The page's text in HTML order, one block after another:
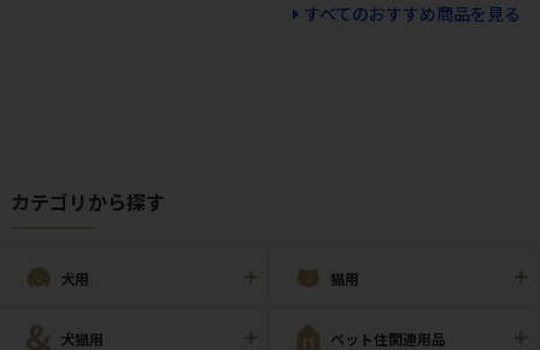
すべてのおすすめ商品を見る
カテゴリから探す
犬用 猫用
犬猫用 ペット住関連用品